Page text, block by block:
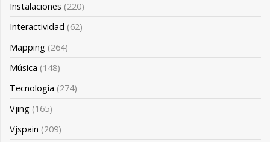
Instalaciones (220)
Interactividad (62)
Mapping (264)
Música (148)
Tecnología (274)
Vjing (165)
Vjspain (209)